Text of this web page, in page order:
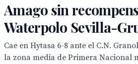
Amago sin
Waterpolo Sevilla-
Cae en Hytasa 6-8 ante el C.N.
la zona media de Primera Nacional